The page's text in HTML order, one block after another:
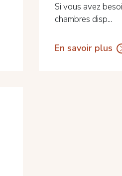
Si vous avez
chambres disp...
En savoir plus